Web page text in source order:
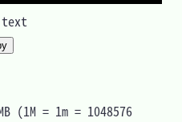
(1M = 1m = 1048576